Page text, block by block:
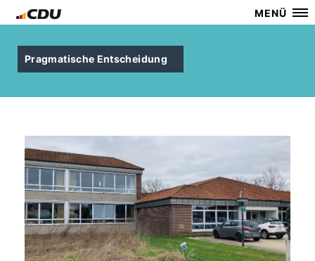
MENÜ
Pragmatische Entscheidung